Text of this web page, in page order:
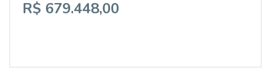
R$ 679.448,00